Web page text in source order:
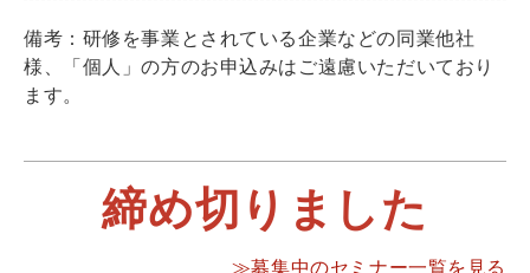
備考：研修を事業とされている企業などの同業他社
様、「個人」の方のお申込みはご遠慮いただいており
ます。
締め切りました
≫募集中のセミナー一覧を見る